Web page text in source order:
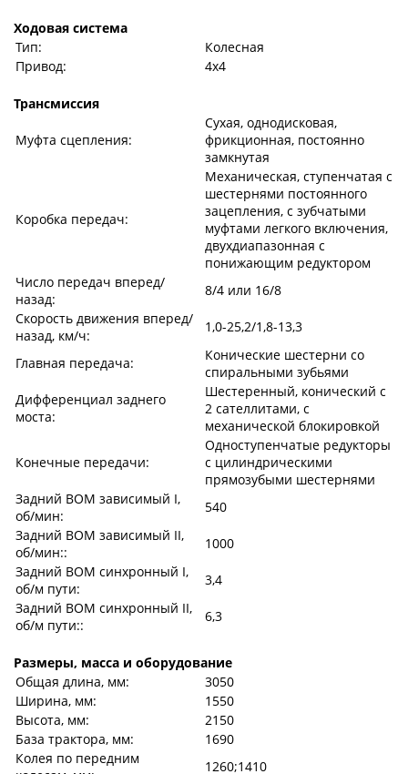
Ходовая система
Тип:
Колесная
Привод:
4х4
Трансмиссия
Муфта сцепления:
Сухая, однодисковая,
фрикционная, постоянно
замкнутая
Коробка передач:
Механическая, ступенчатая с
шестернями постоянного
зацепления, с зубчатыми
муфтами легкого включения,
двухдиапазонная с
понижающим редуктором
Число передач вперед/
назад:
8/4 или 16/8
Скорость движения вперед/
назад, км/ч:
1,0-25,2/1,8-13,3
Главная передача:
Конические шестерни со
спиральными зубьями
Дифференциал заднего
моста:
Шестеренный, конический с
2 сателли­тами, с
механической блокировкой
Конечные передачи:
Одноступенчатые редукторы
с цилиндрическими
прямозубыми шестернями
Задний ВОМ зависимый I,
об/мин:
540
Задний ВОМ зависимый II,
об/мин::
1000
Задний ВОМ синхронный I,
об/м пути:
3,4
Задний ВОМ синхронный II,
об/м пути::
6,3
Размеры, масса и оборудование
Общая длина, мм:
3050
Ширина, мм:
1550
Высота, мм:
2150
База трактора, мм:
1690
Колея по передним
1260;1410